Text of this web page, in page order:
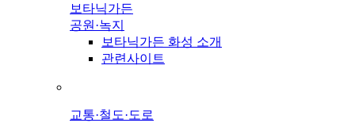
보타닉가든
공원·녹지
보타닉가든 화성 소개
관련사이트
교통·철도·도로